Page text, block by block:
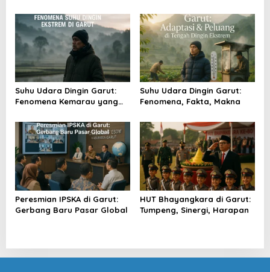
Suhu Udara Dingin Garut:
Fenomena Kemarau yang
Suhu Udara Dingin Garut:
Fenomena, Fakta, Makna
Peresmian IPSKA di Garut:
Gerbang Baru Pasar Global
HUT Bhayangkara di Garut:
Tumpeng, Sinergi, Harapan